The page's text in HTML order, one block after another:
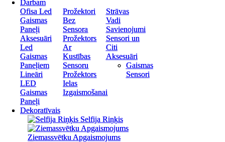
Darbam
Ofisa Led
Gaismas
Paneļi
Aksesuāri
Led
Gaismas
Paneļiem
Lineāri
LED
Gaismas
Paneļi
Prožektori
Bez
Sensora
Prožektors
Ar
Kustības
Sensoru
Prožektors
Ielas
Izgaismošanai
Strāvas
Vadi
Savienojumi
Sensori un
Citi
Aksesuāri
Gaismas
Sensori
Dekoratīvais
Selfija Riņķis
Ziemassvētku Apgaismojums
Darbam
Ofisa Led
Gaismas
Paneļi
Aksesuāri
Led
Gaismas
Paneļiem
Lineāri
LED
Gaismas
Paneļi
Prožektori
Bez
Sensora
Prožektors
Ar
Kustības
Sensoru
Prožektors
Ielas
Izgaismošanai
Strāvas
Vadi
Savienojumi
Sensori un
Citi
Aksesuāri
Gaismas
Sensori
Dekoratīvais
Selfija Riņķis
Ziemassvētku Apgaismojums